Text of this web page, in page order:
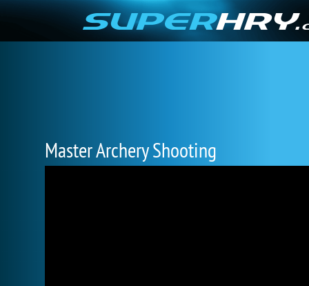
Master Archery Shooting